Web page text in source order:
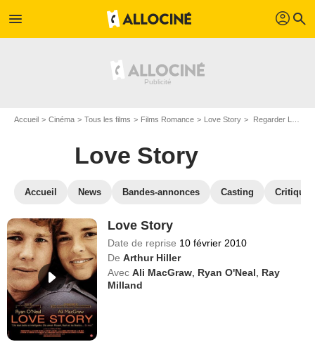
menu profil search
Accueil Cinéma Tous les films Films Romance Love Story Regarder Love Story en SVOD
Love Story
Accueil News Bandes-annonces Casting
Love Story
Date de reprise 10 février 2010
De Arthur Hiller
Avec Ali MacGraw Ryan O'Neal
Ray
Milland